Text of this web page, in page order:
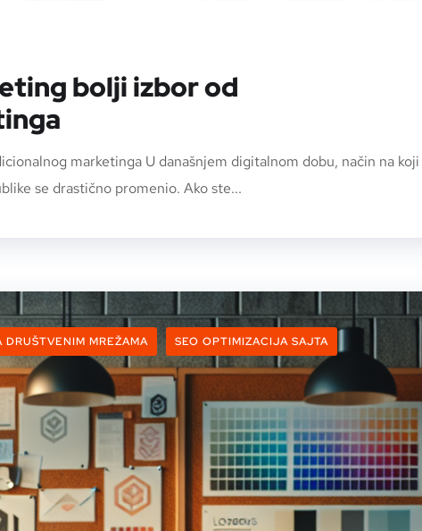
bolji izbor od
marketinga U današnjem digitalnom dobu, način na koji
se drastično promenio. Ako ste...
DRUŠTVENIM MREŽAMA SEO OPTIMIZACIJA SAJTA